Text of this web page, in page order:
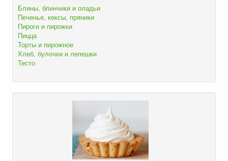
Блины, блинчики и оладьи
Печенье, кексы, пряники
Пироги и пирожки
Пицца
Торты и пирожное
Хлеб, булочки и лепешки
Тесто